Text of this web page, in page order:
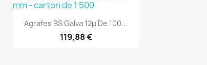
 Aperçu rapide
Agrafes BS Galva 12μ De 100...
119,88 €